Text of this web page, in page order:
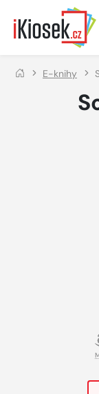
Přejít na hlavní obsah
E-knihy